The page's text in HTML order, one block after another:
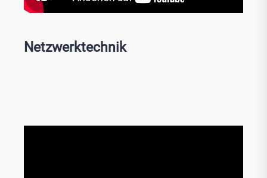
Netzwerktechnik